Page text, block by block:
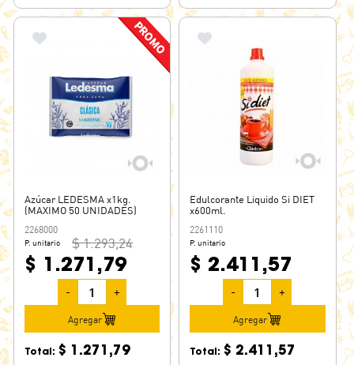
Azúcar LEDESMA x1kg.
(MAXIMO 50 UNIDADES)
2268000
P. unitario $ 1.293,24
$ 1.271,79
- +
Agregar
Total: $ 1.271,79
Edulcorante Liquido Si DIET
x600ml.
2261110
P. unitario
$ 2.411,57
- +
Agregar
Total: $ 2.411,57